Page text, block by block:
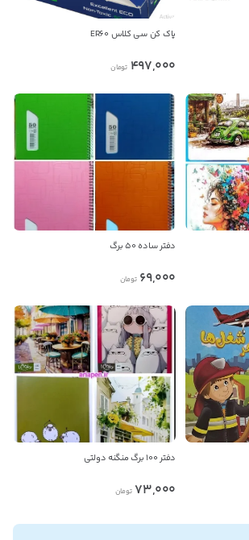
پاک کن سی کلاس ER60
497,000 تومان
دفتر ساده 50 برگ
69,000 تومان
دفتر 100 برگ منگنه دولتی
73,000 تومان